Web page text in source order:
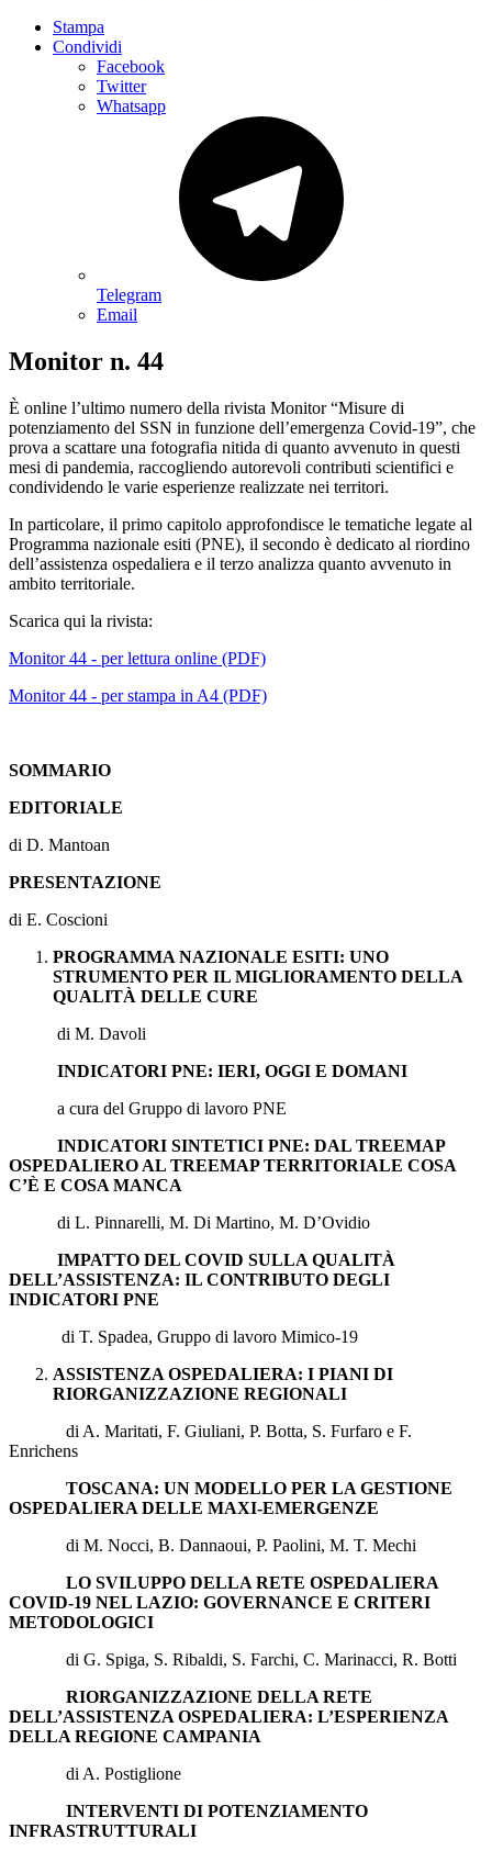
Stampa
Condividi
Facebook
Twitter
Whatsapp
Telegram
Email
Monitor n. 44
È online l’ultimo numero della rivista Monitor “Misure di
potenziamento del SSN in funzione dell’emergenza Covid-19”, che
prova a scattare una fotografia nitida di quanto avvenuto in questi
mesi di pandemia, raccogliendo autorevoli contributi scientifici e
condividendo le varie esperienze realizzate nei territori.
In particolare, il primo capitolo approfondisce le tematiche legate al
Programma nazionale esiti (PNE), il secondo è dedicato al riordino
dell’assistenza ospedaliera e il terzo analizza quanto avvenuto in
ambito territoriale.
Scarica qui la rivista:
Monitor 44 - per lettura online (PDF)
Monitor 44 - per stampa in A4 (PDF)
SOMMARIO
EDITORIALE
di D. Mantoan
PRESENTAZIONE
di E. Coscioni
PROGRAMMA NAZIONALE ESITI: UNO
STRUMENTO PER IL MIGLIORAMENTO DELLA
QUALITÀ DELLE CURE
di M. Davoli
INDICATORI PNE: IERI, OGGI E DOMANI
a cura del Gruppo di lavoro PNE
INDICATORI SINTETICI PNE: DAL TREEMAP
OSPEDALIERO AL TREEMAP TERRITORIALE COSA
C’È E COSA MANCA
di L. Pinnarelli, M. Di Martino, M. D’Ovidio
IMPATTO DEL COVID SULLA QUALITÀ
DELL’ASSISTENZA: IL CONTRIBUTO DEGLI
INDICATORI PNE
di T. Spadea, Gruppo di lavoro Mimico-19
ASSISTENZA OSPEDALIERA: I PIANI DI
RIORGANIZZAZIONE REGIONALI
di A. Maritati, F. Giuliani, P. Botta, S. Furfaro e F.
Enrichens
TOSCANA: UN MODELLO PER LA GESTIONE
OSPEDALIERA DELLE MAXI-EMERGENZE
di M. Nocci, B. Dannaoui, P. Paolini, M. T. Mechi
LO SVILUPPO DELLA RETE OSPEDALIERA
COVID-19 NEL LAZIO: GOVERNANCE E CRITERI
METODOLOGICI
di G. Spiga, S. Ribaldi, S. Farchi, C. Marinacci, R. Botti
RIORGANIZZAZIONE DELLA RETE
DELL’ASSISTENZA OSPEDALIERA: L’ESPERIENZA
DELLA REGIONE CAMPANIA
di A. Postiglione
INTERVENTI DI POTENZIAMENTO
INFRASTRUTTURALI